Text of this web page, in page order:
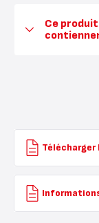
Ce
Télécharger